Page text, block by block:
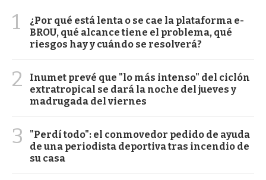
1
¿Por qué está lenta o se cae la plataforma e-
BROU, qué alcance tiene el problema, qué
riesgos hay y cuándo se resolverá?
2
Inumet prevé que "lo más intenso" del ciclón
extratropical se dará la noche del jueves y
madrugada del viernes
3
"Perdí todo": el conmovedor pedido de ayuda
de una periodista deportiva tras incendio de
su casa